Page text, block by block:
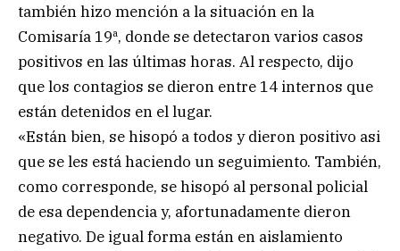
también hizo mención a la situación en la
Comisaría 19ª, donde se detectaron varios casos
positivos en las últimas horas. Al respecto, dijo
que los contagios se dieron entre 14 internos que
están detenidos en el lugar.
«Están bien, se hisopó a todos y dieron positivo asi
que se les está haciendo un seguimiento. También,
como corresponde, se hisopó al personal policial
de esa dependencia y, afortunadamente dieron
negativo. De igual forma están en aislamiento